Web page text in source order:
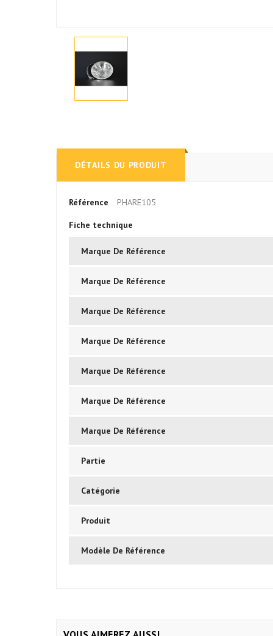
DÉTAILS DU PRODUIT
Référence PHARE105
Fiche technique
Marque De Référence
Marque De Référence
Marque De Référence
Marque De Référence
Marque De Référence
Marque De Référence
Marque De Référence
Partie
Catégorie
Produit
Modèle De Référence